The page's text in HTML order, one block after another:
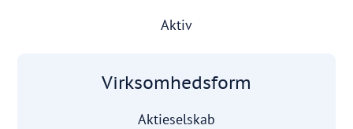
Aktiv
Virksomhedsform
Aktieselskab